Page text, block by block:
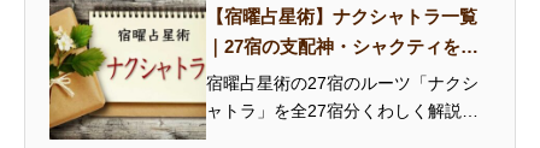
【宿曜占星術】ナクシャトラ一覧
｜27宿の支配神・シャクティを解
説
宿曜占星術の27宿のルーツ「ナクシ
ャトラ」を全27宿分くわしく解説。